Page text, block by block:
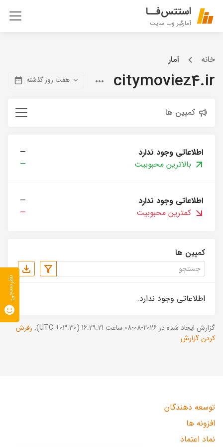
استتس‌فــا
آمارگیر وب سایت
خانه آمار
citymoviez4.ir هفت روز گذشته
کمپین ها
اطلاعاتی وجود ندارد
—
بالاترین محبوبیت
—
اطلاعاتی وجود ندارد
—
کمترین محبوبیت
—
کمپین ها
اطلاعاتی وجود ندارد.
گزارش ایجاد شده در 2026-08-08 ساعت 16:29:21 (UTC +03:30).
رفرش
کردن گزارش
توسعه دهندگان
افزونه ها
نماد اعتماد
نظرسنجی